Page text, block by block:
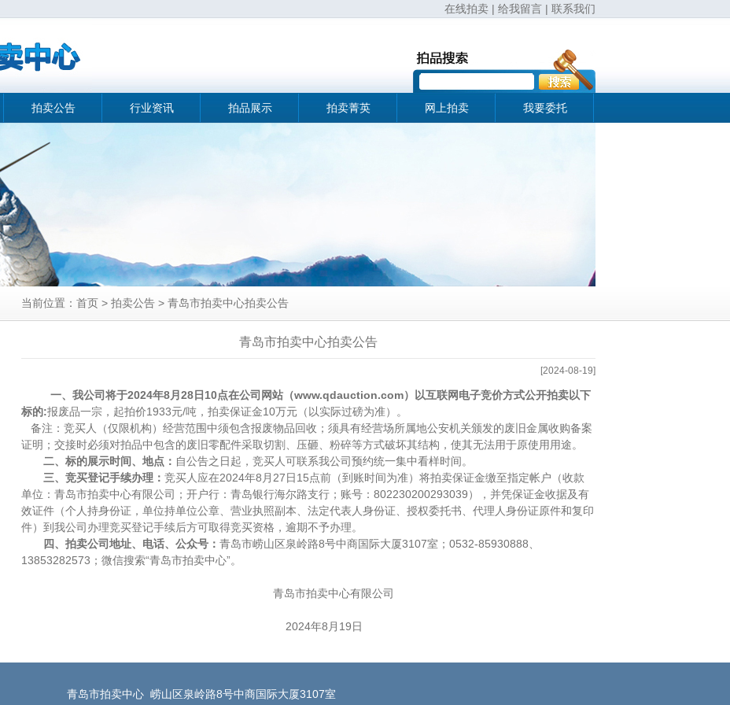
在线拍卖 | 给我留言 | 联系我们
拍卖公告 行业资讯 拍品展示 拍卖菁英 网上拍卖 我要委托
当前位置：首页 > 拍卖公告 > 青岛市拍卖中心拍卖公告
青岛市拍卖中心拍卖公告
[2024-08-19]
一、我公司将于2024年8月28日 10点在公司网站（www.qdauction.com）以互联网电子竞价方式公开拍卖以下
标的:报废品一宗，起拍价1933元/吨，拍卖保证金10万元（以实际过磅为准）。
备注：竞买人（仅限机构）经营范围中须包含报废物品回收；须具有经营场所属地公安机关颁发的废旧金属收购备案
证明；交接时必须对拍品中包含的废旧零配件采取切割、压砸、粉碎等方式破坏其结构，使其无法用于原使用用途。
二、标的展示时间、地点： 自公告之日起，竞买人可联系我公司预约统一集中看样时间。
三、竞买登记手续办理：竞买人应在2024年8 月 27日15点前（到账时间为准）将拍卖保证金缴至指定帐户（收款
单位：青岛市拍卖中心有限公司；开户行：青岛银行海尔路支行；账号： 802230200293039），并凭保证金收据及有
效证件（个人持身份证，单位持单位公章、营业执照副本、法定代表人身份证、授权委托书、代理人身份证原件和复印
件）到我公司办理竞买登记手续后方可取得竞买资格，逾期不予办理。
四、拍卖公司地址、电话、公众号：青岛市崂山区泉岭路8号中商国际大厦3107室；0532-85930888
13853282573 ；微信搜索“青岛市拍卖中心”。
青岛市拍卖中心有限公司
2024年8 月 19日
青岛市拍卖中心 崂山区泉岭路8号中商国际大厦3107室